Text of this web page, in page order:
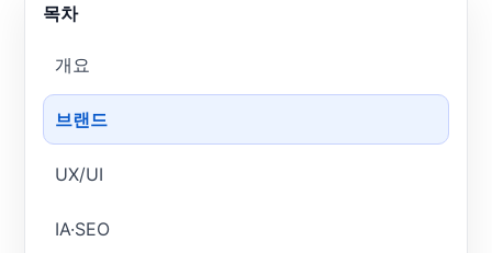
목차
개요
브랜드
UX/UI
IA·SEO